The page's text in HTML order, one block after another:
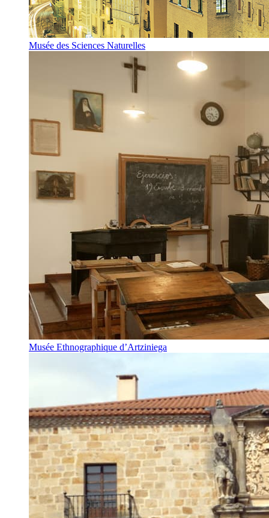
Musée des Sciences Naturelles
Musée Ethnographique d’Artziniega